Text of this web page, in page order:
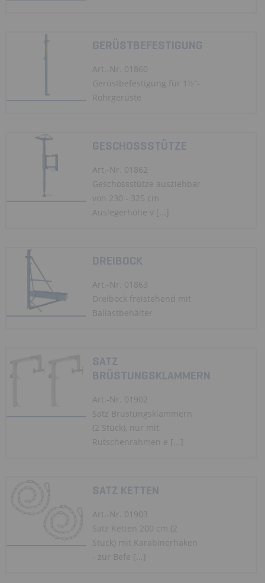
GERÜSTBEFESTIGUNG
Art.-Nr. 01860
Gerüstbefestigung für 1½“-
Rohrgerüste
GESCHOSSSTÜTZE
Art.-Nr. 01862
Geschossstütze ausziehbar
von 230 - 325 cm
Auslegerhöhe v [...]
DREIBOCK
Art.-Nr. 01863
Dreibock freistehend mit
Ballastbehälter
SATZ
BRÜSTUNGSKLAMMERN
Art.-Nr. 01902
Satz Brüstungsklammern
(2 Stück), nur mit
Rutschenrahmen e [...]
SATZ KETTEN
Art.-Nr. 01903
Satz Ketten 200 cm (2
Stück) mit Karabinerhaken
- zur Befe [...]